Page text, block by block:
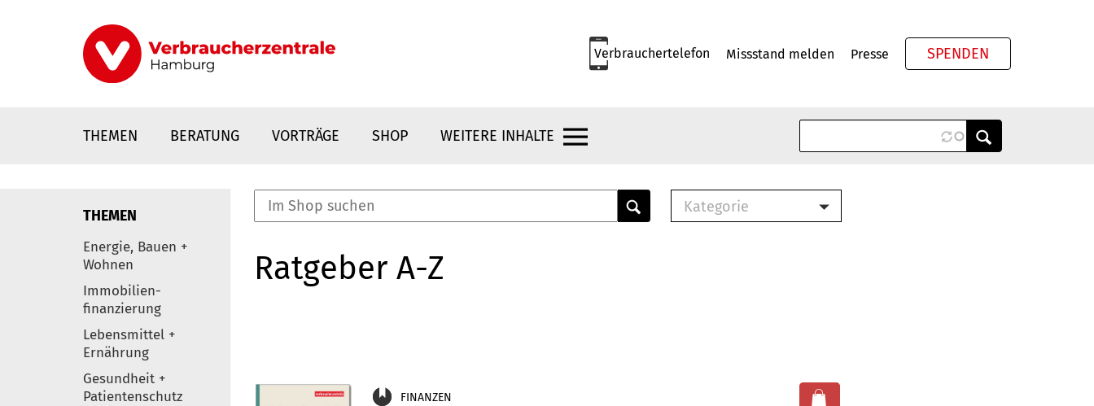
Verbrauchertelefon Missstand melden Presse SPENDEN
THEMEN BERATUNG VORTRÄGE SHOP WEITERE INHALTE
Elemente
THEMEN
Energie, Bauen +
Wohnen
Immobilien-
finanzierung
Lebensmittel +
Ernährung
Gesundheit +
Patientenschutz
Kategorie
Ratgeber A-Z
FINANZEN